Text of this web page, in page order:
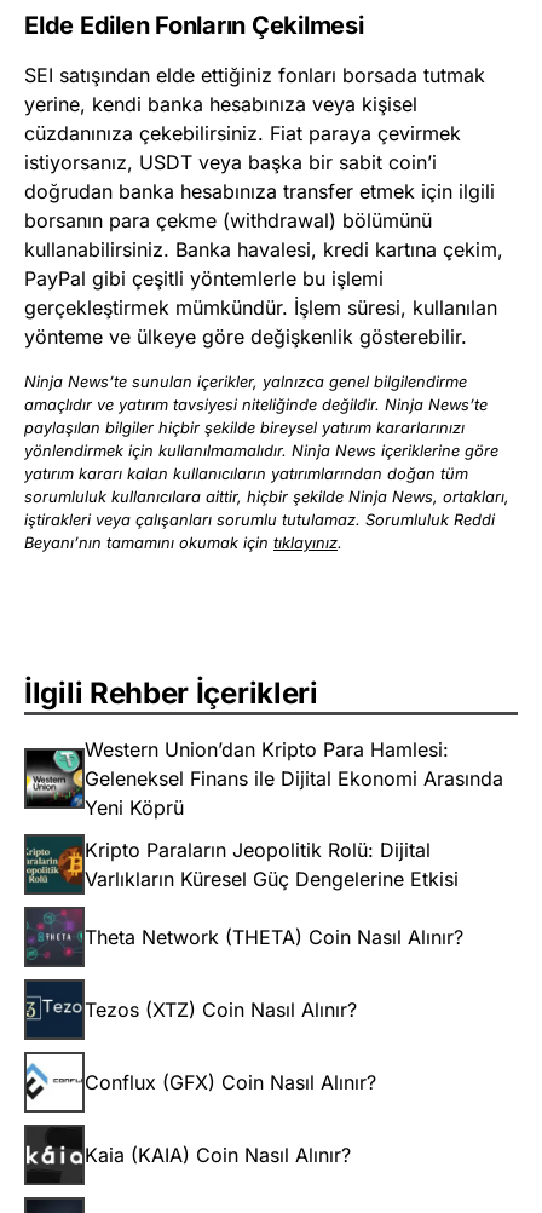
Elde Edilen Fonların Çekilmesi
SEI satışından elde ettiğiniz fonları borsada tutmak
yerine, kendi banka hesabınıza veya kişisel
cüzdanınıza çekebilirsiniz. Fiat paraya çevirmek
istiyorsanız, USDT veya başka bir sabit coin’i
doğrudan banka hesabınıza transfer etmek için ilgili
borsanın para çekme (withdrawal) bölümünü
kullanabilirsiniz. Banka havalesi, kredi kartına çekim,
PayPal gibi çeşitli yöntemlerle bu işlemi
gerçekleştirmek mümkündür. İşlem süresi, kullanılan
yönteme ve ülkeye göre değişkenlik gösterebilir.
Ninja News’te sunulan içerikler, yalnızca genel bilgilendirme
amaçlıdır ve yatırım tavsiyesi niteliğinde değildir. Ninja News’te
paylaşılan bilgiler hiçbir şekilde bireysel yatırım kararlarınızı
yönlendirmek için kullanılmamalıdır. Ninja News içeriklerine göre
yatırım kararı kalan kullanıcıların yatırımlarından doğan tüm
sorumluluk kullanıcılara aittir, hiçbir şekilde Ninja News, ortakları,
iştirakleri veya çalışanları sorumlu tutulamaz. Sorumluluk Reddi
Beyanı’nın tamamını okumak için tıklayınız.
İlgili Rehber İçerikleri
Western Union’dan Kripto Para Hamlesi:
Geleneksel Finans ile Dijital Ekonomi Arasında
Yeni Köprü
Kripto Paraların Jeopolitik Rolü: Dijital
Varlıkların Küresel Güç Dengelerine Etkisi
Theta Network (THETA) Coin Nasıl Alınır?
Tezos (XTZ) Coin Nasıl Alınır?
Conflux (GFX) Coin Nasıl Alınır?
Kaia (KAIA) Coin Nasıl Alınır?